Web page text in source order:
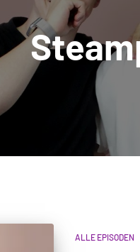
ALLE EPISODEN